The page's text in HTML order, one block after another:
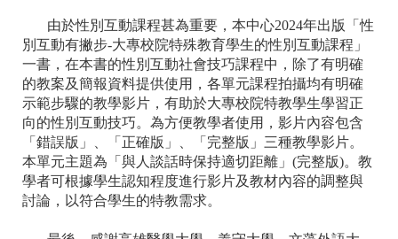
由於性別互動課程甚為重要，本中心2024年出版「性
別互動有撇步-大專校院特殊教育學生的性別互動課程」
一書，在本書的性別互動社會技巧課程中，除了有明確
的教案及簡報資料提供使用，各單元課程拍攝均有明確
示範步驟的教學影片，有助於大專校院特教學生學習正
向的性別互動技巧。為方便教學者使用，影片內容包含
「錯誤版」、「正確版」、「完整版」三種教學影片。
本單元主題為「與人談話時保持適切距離」(完整版)。教
學者可根據學生認知程度進行影片及教材內容的調整與
討論，以符合學生的特教需求。